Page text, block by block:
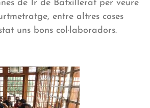
de 1r de Batxillerat per veure
entre altres coses
uns bons col·laboradors.